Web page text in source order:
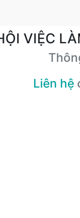
VIỆC
Liên hệ